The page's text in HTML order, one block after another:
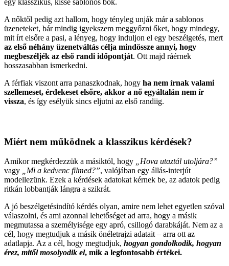
A nőktől pedig azt hallom, hogy tényleg unják már a sablonos
üzeneteket, bár mindig igyekszem meggyőzni őket, hogy mindegy,
mit írt elsőre a pasi, a lényeg, hogy induljon el egy beszélgetés, mert
az első néhány üzenetváltás célja mindössze annyi, hogy
megbeszéljék az első randi időpontját. Ott majd ráérnek
hosszasabban ismerkedni.
A férfiak viszont arra panaszkodnak, hogy ha nem írnak valami
szellemeset, érdekeset elsőre, akkor a nő egyáltalán nem ír
vissza, és így esélyük sincs eljutni az első randiig.
Miért nem működnek a klasszikus kérdések?
Amikor megkérdezzük a másiktól, hogy
„Hova utaztál utoljára?”
vagy
„Mi a kedvenc filmed?”, valójában egy állás-interjút
modellezünk. Ezek a kérdések adatokat kérnek be, az adatok pedig
ritkán lobbantják lángra a szikrát.
A jó beszélgetésindító kérdés olyan, amire nem lehet egyetlen szóval
válaszolni, és ami azonnal lehetőséget ad arra, hogy a másik
megmutassa a személyisége egy apró, csillogó darabkáját. Nem az a
cél, hogy megtudjuk a másik önéletrajzi adatait – arra ott az
adatlapja. Az a cél, hogy megtudjuk, hogyan gondolkodik, hogyan
érez, mitől mosolyodik el, mik a legfontosabb értékei.